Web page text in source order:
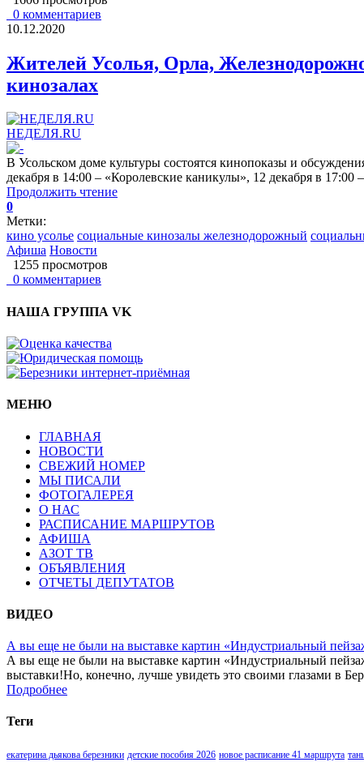
0 комментариев
10.12.2020
Жителей Усолья, Орла,
кинозалах
НЕДЕЛЯ.RU
В Усольском доме культуры состоятся кинопоказы и
декабря в 14:00 – «Королевские каникулы», 12 декабря в
Продолжить чтение
0
Метки:
кино усолье социальные кинозалы железнодорожный
Афиша Новости
1255 просмотров
0 комментариев
НАША ГРУППА VK
МЕНЮ
ГЛАВНАЯ
НОВОСТИ
СВЕЖИЙ НОМЕР
МЫ ПИСАЛИ
ФОТОГАЛЕРЕЯ
О НАС
РАСПИСАНИЕ МАРШРУТОВ
АФИША
АЗОТ ТВ
ОБЪЯВЛЕНИЯ
ОТЧЕТЫ ДЕПУТАТОВ
ВИДЕО
А вы еще не были на выставке картин «Индустриальный
А вы еще не были на выставке картин «Индустриальный
выставки!Но, конечно, лучше увидеть это своими глазами в
Подробнее
Теги
екатерина дьякова березники детские пособия 2026 новое расписание 41 маршрута